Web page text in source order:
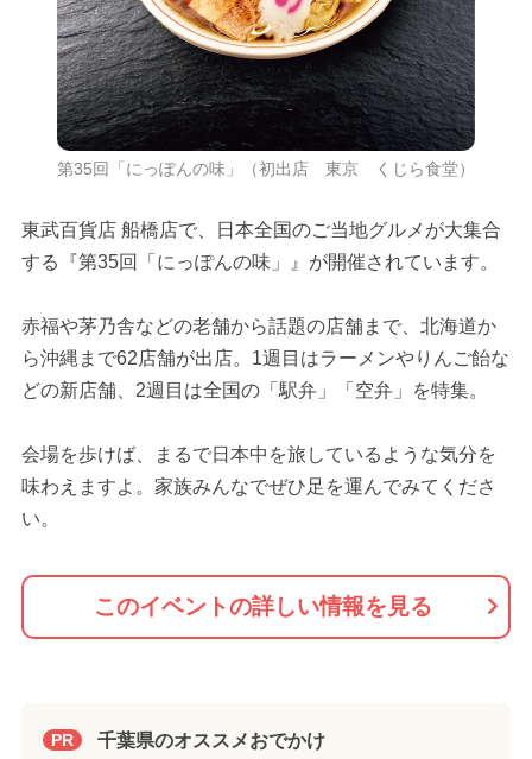
第35回「にっぽんの味」（初出店 東京 くじら食堂）
東武百貨店 船橋店で、日本全国のご当地グルメが大集合
する『第35回「にっぽんの味」』が開催されています。
赤福や茅乃舎などの老舗から話題の店舗まで、北海道か
ら沖縄まで62店舗が出店。1週目はラーメンやりんご飴な
どの新店舗、2週目は全国の「駅弁」「空弁」を特集。
会場を歩けば、まるで日本中を旅しているような気分を
味わえますよ。家族みんなでぜひ足を運んでみてくださ
い。
このイベントの詳しい情報を見る
PR 千葉県のオススメおでかけ